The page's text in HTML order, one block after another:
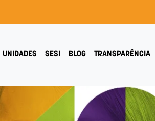
UNIDADES SESI BLOG TRANSPARÊNCIA